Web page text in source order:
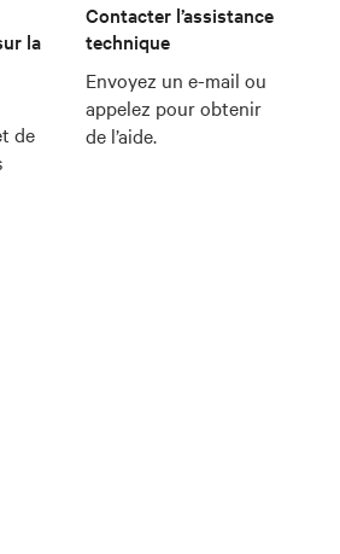
la
de
Contacter l’assistance
technique
Envoyez un e-mail ou
appelez pour obtenir
de l’aide.